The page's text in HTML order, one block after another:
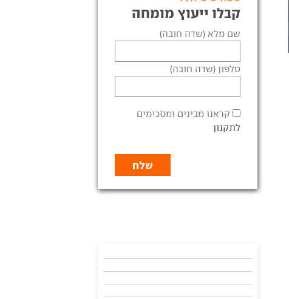
קבלו ייעוץ מומחה
שם מלא (שדה חובה)
טלפון (שדה חובה)
קראנו מבינים ומסכימים
לתקנון